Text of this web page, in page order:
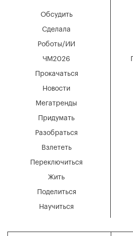
Мегатренды
Придумать
Разобраться
Взлететь
Новости
Переключиться
Жить
Поделиться
Научиться
Обсудить
Сделала
Роботы/ИИ
ЧМ2026
Прокачаться